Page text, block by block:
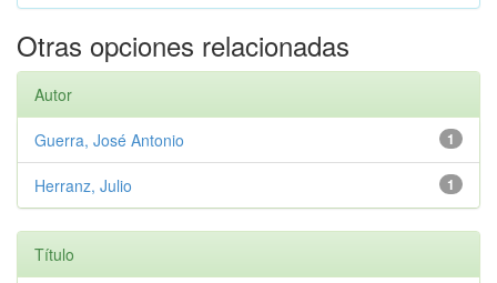
Otras opciones relacionadas
Autor
1
Guerra, José Antonio
1
Herranz, Julio
Título